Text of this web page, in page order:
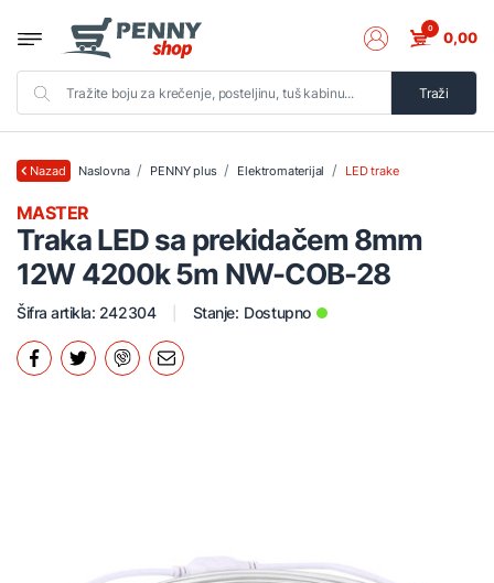
Traži
0 0,00
Nazad Naslovna PENNY plus Elektromaterijal LED trake
Traka LED sa prekidačem 8mm
12W 4200k 5m NW-COB-28
MASTER
Šifra artikla: 242304 Stanje: Dostupno